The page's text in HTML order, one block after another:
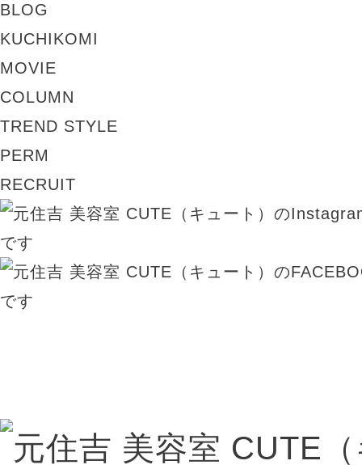
BLOG
KUCHIKOMI
MOVIE
COLUMN
TREND STYLE
PERM
RECRUIT